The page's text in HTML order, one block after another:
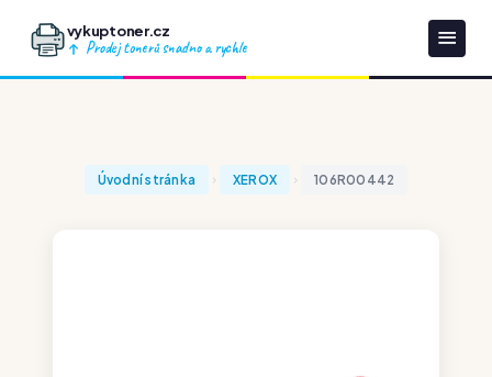
vykuptoner.cz
Prodej tonerů snadno a rychle
Úvodní stránka XEROX 106R00442